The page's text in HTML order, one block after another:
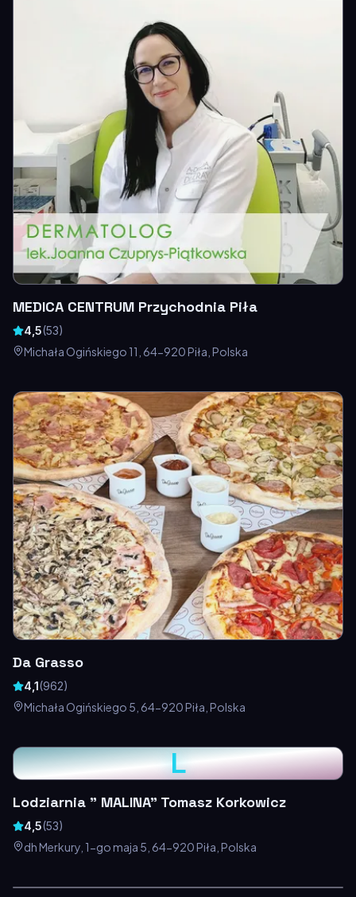
MEDICA CENTRUM Przychodnia Piła
4,5(53)
Michała Ogińskiego 11, 64-920 Piła, Polska
Da Grasso
4,1(962)
Michała Ogińskiego 5, 64-920 Piła, Polska
L
Lodziarnia " MALINA" Tomasz Korkowicz
4,5(53)
dh Merkury, 1-go maja 5, 64-920 Piła, Polska